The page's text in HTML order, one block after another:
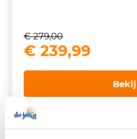
€279,00
€ 279,00.
€ 239,99
€